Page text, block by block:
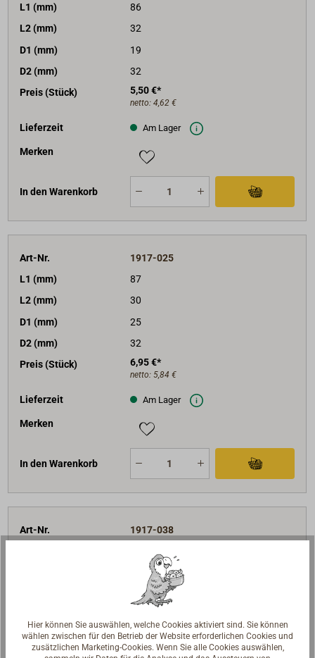
L1 (mm)
86
L2 (mm)
32
D1 (mm)
19
D2 (mm)
32
Preis (Stück)
5,50 €*
netto: 4,62 €
Lieferzeit Am Lager
Merken
In den Warenkorb
Art-Nr.
1917-025
L1 (mm)
87
L2 (mm)
30
D1 (mm)
25
D2 (mm)
32
Preis (Stück)
6,95 €*
netto: 5,84 €
Lieferzeit Am Lager
Merken
In den Warenkorb
Art-Nr.
1917-038
Preis (Stück)
7,95 €*
netto:6,68 €
Hier können Sie auswählen, welche Cookies aktiviert sind. Sie können
wählen zwischen für den Betrieb der Website erforderlichen Cookies und
zusätzlichen Marketing-Cookies. Wenn Sie alle Cookies auswählen,